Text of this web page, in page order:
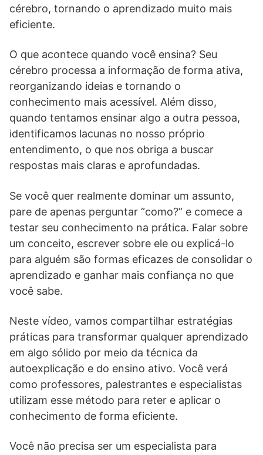
cérebro, tornando o aprendizado muito mais
eficiente.
O que acontece quando você ensina? Seu
cérebro processa a informação de forma ativa,
reorganizando ideias e tornando o
conhecimento mais acessível. Além disso,
quando tentamos ensinar algo a outra pessoa,
identificamos lacunas no nosso próprio
entendimento, o que nos obriga a buscar
respostas mais claras e aprofundadas.
Se você quer realmente dominar um assunto,
pare de apenas perguntar “como?” e comece a
testar seu conhecimento na prática. Falar sobre
um conceito, escrever sobre ele ou explicá-lo
para alguém são formas eficazes de consolidar o
aprendizado e ganhar mais confiança no que
você sabe.
Neste vídeo, vamos compartilhar estratégias
práticas para transformar qualquer aprendizado
em algo sólido por meio da técnica da
autoexplicação e do ensino ativo. Você verá
como professores, palestrantes e especialistas
utilizam esse método para reter e aplicar o
conhecimento de forma eficiente.
Você não precisa ser um especialista para